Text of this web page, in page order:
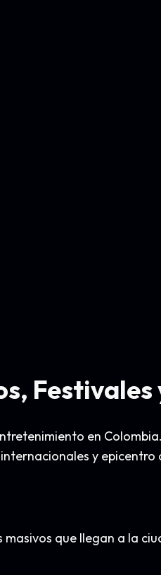
Festivales
en
y epicentro
que llegan a la